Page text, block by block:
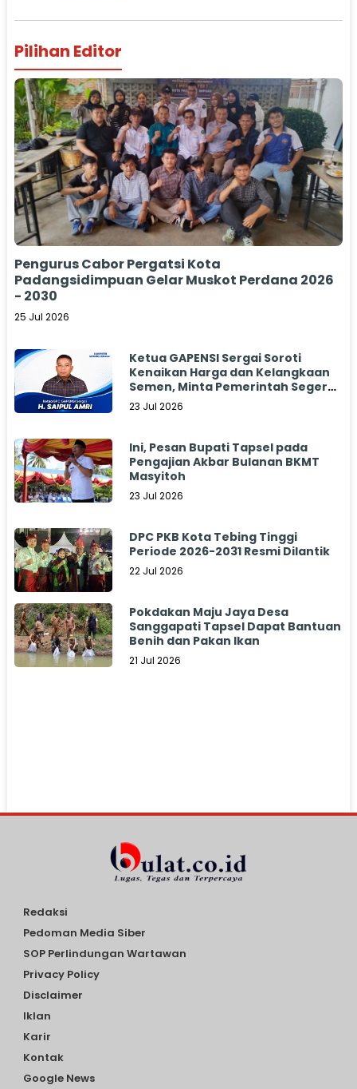
Pilihan Editor
Pengurus Cabor Pergatsi Kota
Padangsidimpuan Gelar Muskot Perdana 2026
- 2030
25 Jul 2026
Ketua GAPENSI Sergai Soroti
Kenaikan Harga dan Kelangkaan
Semen, Minta Pemerintah Segera
Bertindak
23 Jul 2026
Ini, Pesan Bupati Tapsel pada
Pengajian Akbar Bulanan BKMT
Masyitoh
23 Jul 2026
DPC PKB Kota Tebing Tinggi
Periode 2026-2031 Resmi Dilantik
22 Jul 2026
Pokdakan Maju Jaya Desa
Sanggapati Tapsel Dapat Bantuan
Benih dan Pakan Ikan
21 Jul 2026
Redaksi
Pedoman Media Siber
SOP Perlindungan Wartawan
Privacy Policy
Disclaimer
Iklan
Karir
Kontak
Google News